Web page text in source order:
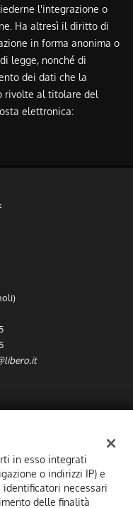
l'integrazione o
Ha altresì il diritto di
in forma anonima o
legge, nonché di
dei dati che la
rivolte al titolare del
elettronica:
Guidonia Montecelio
in esso integrati
o indirizzi IP) e
identificatori necessari
delle finalità